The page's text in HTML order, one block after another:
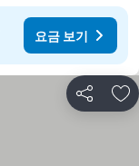
요금 보기
공유 즐